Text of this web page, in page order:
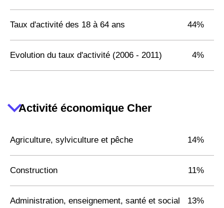
Taux d'activité des 18 à 64 ans 44%
Evolution du taux d'activité (2006 - 2011) 4%
Activité économique Cher
Agriculture, sylviculture et pêche 14%
Construction 11%
Administration, enseignement, santé et social 13%